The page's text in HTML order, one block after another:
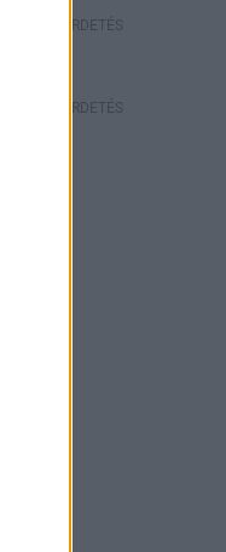
HIRDETÉS
HIRDETÉS